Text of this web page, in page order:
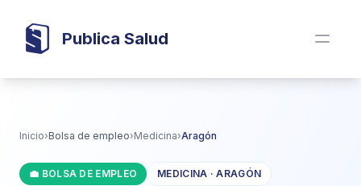
Publica Salud
Inicio›Bolsa de empleo›Medicina›Aragón
💼 BOLSA DE EMPLEO MEDICINA · ARAGÓN